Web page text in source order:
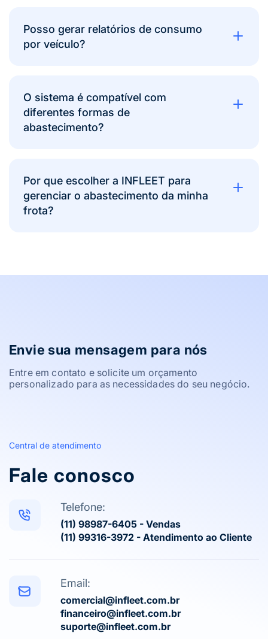
Posso gerar relatórios de consumo
por veículo?
O sistema é compatível com
diferentes formas de
abastecimento?
Por que escolher a INFLEET para
gerenciar o abastecimento da minha
frota?
Central de atendimento
Fale conosco
Telefone:
(11) 98987-6405 - Vendas
(11) 99316-3972 - Atendimento ao Cliente
Email:
comercial@infleet.com.br
financeiro@infleet.com.br
suporte@infleet.com.br
Envie sua mensagem para nós
Entre em contato e solicite um orçamento
personalizado para as necessidades do seu negócio.